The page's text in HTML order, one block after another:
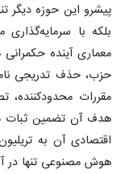
پیشرو این حوزه دیگر
بلکه با سرمایه‌گذاری
معماری آینده
حزب، حذف تدریجی
مقررات محدودکننده،
هدف آن تضمین ثبات
اقتصادی آن به
هوش مصنوعی تنها در